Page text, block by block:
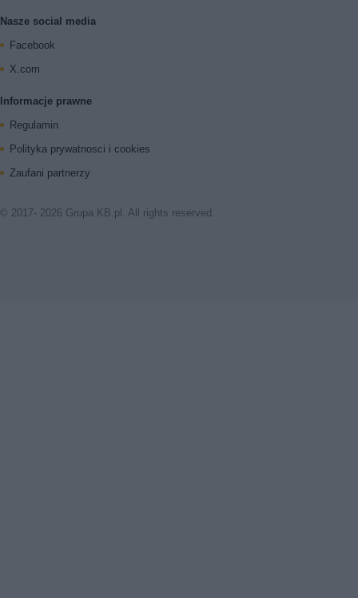
Nasze social media
Facebook
X.com
Informacje prawne
Regulamin
Polityka prywatnosci i cookies
Zaufani partnerzy
© 2017- 2026 Grupa KB.pl. All rights reserved.